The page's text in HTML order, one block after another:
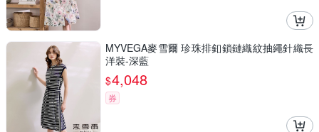
MYVEGA麥雪爾 珍珠排釦鎖鏈織紋抽繩針織長
洋裝-深藍
$4,048
券